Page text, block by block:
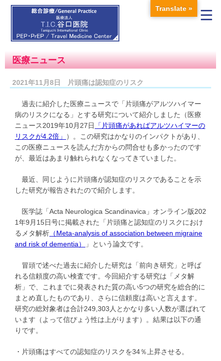
医療ニュース
2021年11月8日 片頭痛は認知症のリスク
過去に紹介した医療ニュースで「片頭痛がアルツハイマー
病のリスクになる」とする研究について紹介しました（医療
ニュース2019年10月27日
「片頭痛があればアルツハイマーの
リスクが4.2倍」
）。この研究はかなりのインパクトがあり、
この医療ニュースを読んだ方からの問合せも多かったのです
が、最近はあまり触れられなくなってきていました。
最近、同じように片頭痛が認知症のリスクであることを示
した研究が報告されたので紹介します。
医学誌「Acta Neurologica Scandinavica」オンライン版202
1年9月15日号に掲載された「片頭痛と認知症のリスクにおけ
るメタ解析 （Meta-analysis of association between migraine
and risk of dementia）
」という論文です。
冒頭で述べた過去に紹介した研究は「前向き研究」と呼ば
れる信頼度の高い検査です。今回紹介する研究は「メタ解
析」で、これまでに発表された質の高い5つの研究を総合的に
まとめ直したものであり、さらに信頼度は高いと言えます。
研究の総対象者は合計249,303人とかなり多い人数が選ばれて
います（よって信ぴょう性は上がります）。結果は以下の通
りです。
・片頭痛はすべての認知症のリスクを34％上昇させる。
Translate »